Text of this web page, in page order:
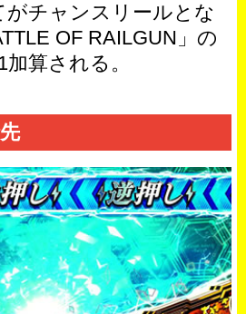
がチャンスリールとな
OF RAILGUN」の
算される。